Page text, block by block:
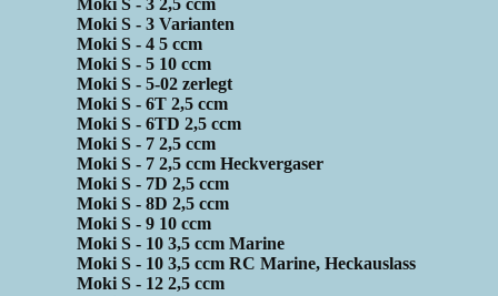
Moki S - 3 2,5 ccm
Moki S - 3 Varianten
Moki S - 4 5 ccm
Moki S - 5 10 ccm
Moki S - 5-02 zerlegt
Moki S - 6T 2,5 ccm
Moki S - 6TD 2,5 ccm
Moki S - 7 2,5 ccm
Moki S - 7 2,5 ccm Heckvergaser
Moki S - 7D 2,5 ccm
Moki S - 8D 2,5 ccm
Moki S - 9 10 ccm
Moki S - 10 3,5 ccm Marine
Moki S - 10 3,5 ccm RC Marine, Heckauslass
Moki S - 12 2,5 ccm